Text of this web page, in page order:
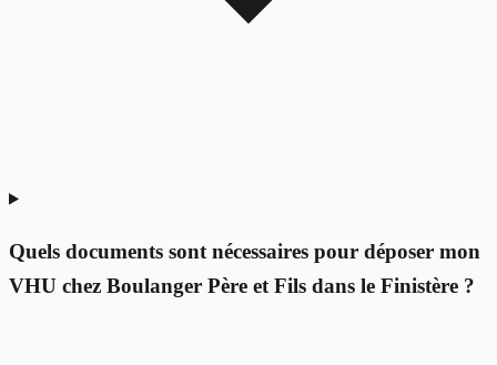
Quels documents sont nécessaires pour déposer mon
VHU chez Boulanger Père et Fils dans le Finistère ?